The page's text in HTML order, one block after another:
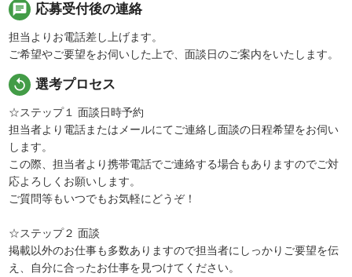
chat 応募受付後の連絡
担当よりお電話差し上げます。
ご希望やご要望をお伺いした上で、面談日のご案内をいたします。
replay 選考プロセス
☆ステップ１ 面談日時予約
担当者より電話またはメールにてご連絡し面談の日程希望をお伺い
します。
この際、担当者より携帯電話でご連絡する場合もありますのでご対
応よろしくお願いします。
ご質問等もいつでもお気軽にどうぞ！
☆ステップ２ 面談
掲載以外のお仕事も多数ありますので担当者にしっかりご要望を伝
え、自分に合ったお仕事を見つけてください。